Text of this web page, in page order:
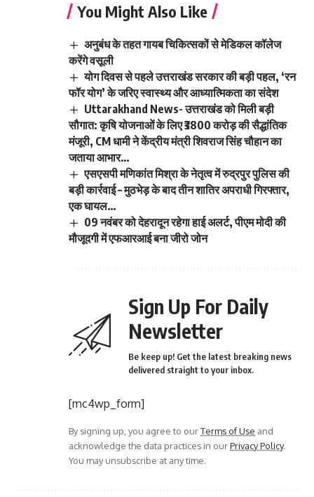
You Might Also Like
अनुबंध के तहत गायब चिकित्सकों से मेडिकल कॉलेज
करेंगे वसूली
योग दिवस से पहले उत्तराखंड सरकार की बड़ी पहल, ‘रन
फॉर योग’ के जरिए स्वास्थ्य और आध्यात्मिकता का संदेश
Uttarakhand News- उत्तराखंड को मिली बड़ी
सौगात: कृषि योजनाओं के लिए ₹3800 करोड़ की सैद्धांतिक
मंजूरी, CM धामी ने केंद्रीय मंत्री शिवराज सिंह चौहान का
जताया आभार…
एसएसपी मणिकांत मिश्रा के नेतृत्व में रुद्रपुर पुलिस की
बड़ी कार्रवाई – मुठभेड़ के बाद तीन शातिर अपराधी गिरफ्तार,
एक घायल…
09 नवंबर को देहरादून रहेगा हाई अलर्ट, पीएम मोदी की
मौजूदगी में एफआरआई बना जीरो जोन
Sign Up For Daily
Newsletter
Be keep up! Get the latest breaking news
delivered straight to your inbox.
[mc4wp_form]
By signing up, you agree to ourTerms of Use and
acknowledge the data practices in ourPrivacy Policy.
You may unsubscribe at any time.